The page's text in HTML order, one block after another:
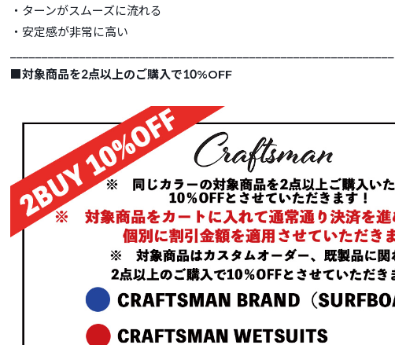
・ターンがスムーズに流れる
・安定感が非常に高い
■対象商品を2点以上のご購入で10%OFF